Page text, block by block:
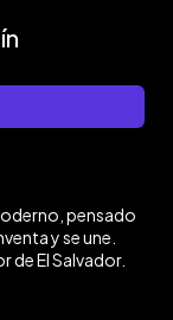
pensado
y se une.
de El Salvador.